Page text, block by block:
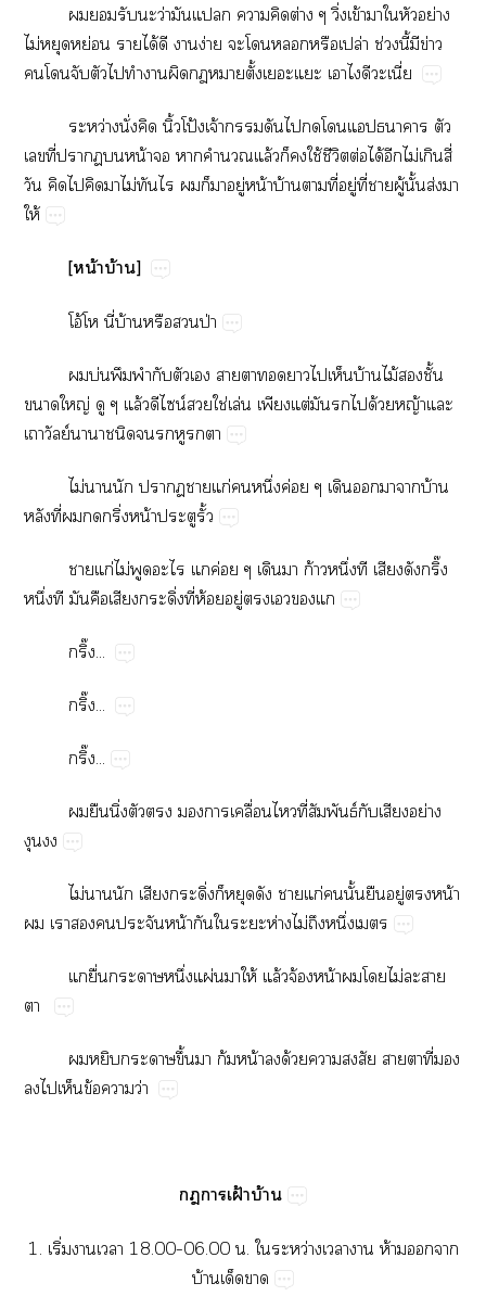
​​​​ว่​​​​​ต่​ิ่​ข้​​​​ย่​
ไม่​​ย่​​ได้​​​ง่​​​​​ปล่​ช่​ี้​​ข่​
​​​​​​​​​ั้​​​​​​ี่
ว่​ั่​​ิ้​โป้​จ้​​​​​​​​
​ี่​​​น้​​​​ล้​​​ใช้​ี​ต่​ได้​​ไม่​​ี่​
​​​​​ไม่​​​​​​ู่​น้​บ้​​ี่​ู่​ี่​​ู้​ั้​ส่​​
ให้
[น้​บ้]
โอ้​ี่​บ้​​​ป่
​บ่​​​​​​​​​​​​บ้​ไม้​​ั้​
​ญ่​​ล้​​น์​​ใช่​ล่​​ต่​​​​ด้​ญ้​​
ย์​​​​​​​
ไม่​​​​​ก่​​ึ่​ค่​​​​​บ้​
​ี่​​​ิ่​น้​​ั้
​ก่​ไม่​​​​ค่​​​ก้​ึ่​​​​ิ๊​
ึ่​​​​​ิ่​ี่​ห้​ู่​​​​
ิ๊...
ิ๊...
ิ๊...
​​ิ่​​​​​ื่​​ี่​ธ์​​​ย่​

ไม่​​​​ิ่​​​​​ก่​​ั้​​ู่​​น้​
​​​​​น้​​​​ห่​ไม่​​ึ่​
​ื่​​ึ่​ผ่​​ให้​ล้​จ้​น้​​​ไม่​​​

​​​ึ้​​ก้​น้​​ด้​​​​​ี่​​
​​​ข้​​ว่
​​ฝ้​บ้
1.​ิ่​​​18.00–06.00​.​​ว่​​​ห้​​​
บ้​​